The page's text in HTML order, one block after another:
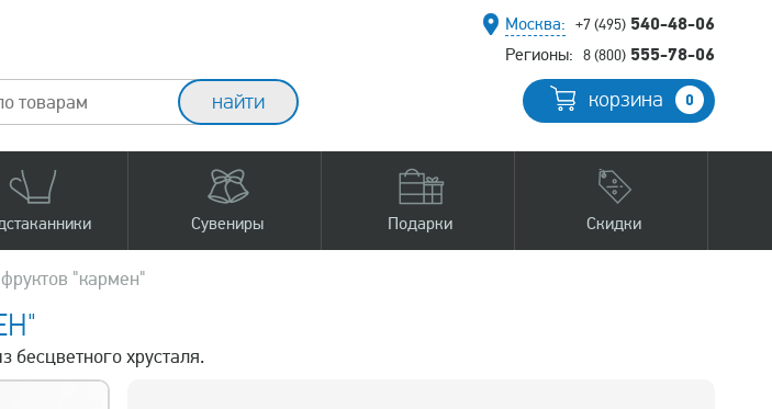
Москва: +7 (495) 540-48-06
Регионы: 8 (800) 555-78-06
корзина 0
Сувениры Подарки Скидки
"кармен"
бесцветного хрусталя.